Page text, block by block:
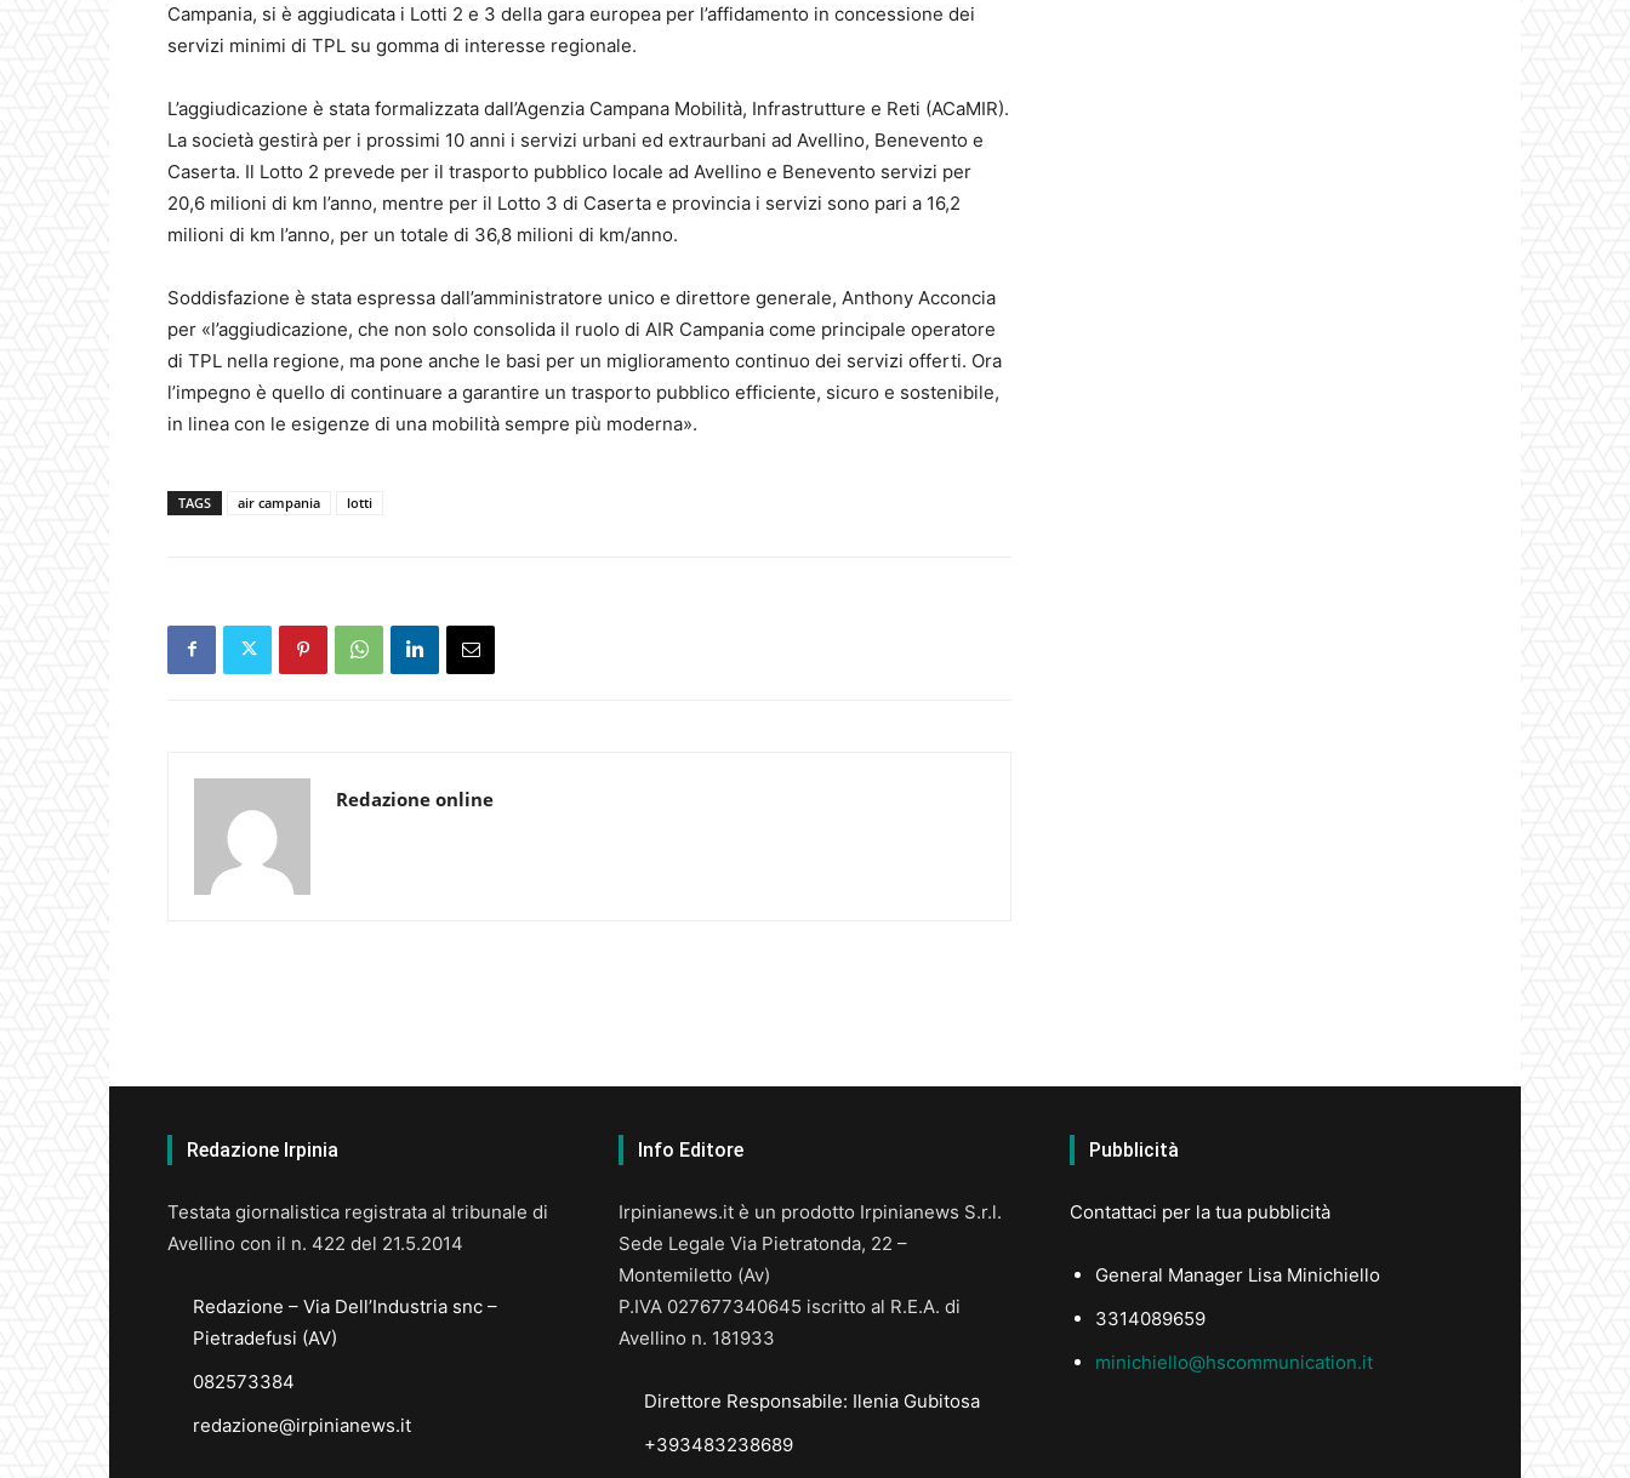
Campania, si è aggiudicata i Lotti 2 e 3 della gara europea per l’affidamento in concessione dei
servizi minimi di TPL su gomma di interesse regionale.
L’aggiudicazione è stata formalizzata dall’Agenzia Campana Mobilità, Infrastrutture e Reti (ACaMIR).
La società gestirà per i prossimi 10 anni i servizi urbani ed extraurbani ad Avellino, Benevento e
Caserta. Il Lotto 2 prevede per il trasporto pubblico locale ad Avellino e Benevento servizi per
20,6 milioni di km l’anno, mentre per il Lotto 3 di Caserta e provincia i servizi sono pari a 16,2
milioni di km l’anno, per un totale di 36,8 milioni di km/anno.
Soddisfazione è stata espressa dall’amministratore unico e direttore generale, Anthony Acconcia
per «l’aggiudicazione, che non solo consolida il ruolo di AIR Campania come principale operatore
di TPL nella regione, ma pone anche le basi per un miglioramento continuo dei servizi offerti. Ora
l’impegno è quello di continuare a garantire un trasporto pubblico efficiente, sicuro e sostenibile,
in linea con le esigenze di una mobilità sempre più moderna».
TAGS air campania lotti
Redazione online
Redazione Irpinia
Testata giornalistica registrata al tribunale di
Avellino con il n. 422 del 21.5.2014
Redazione – Via Dell’Industria snc –
Pietradefusi (AV)
082573384
redazione@irpinianews.it
Info Editore
Irpinianews.it è un prodotto Irpinianews S.r.l.
Sede Legale Via Pietratonda, 22 –
Montemiletto (Av)
P.IVA 027677340645 iscritto al R.E.A. di
Avellino n. 181933
Direttore Responsabile: Ilenia Gubitosa
+393483238689
Pubblicità
Contattaci per la tua pubblicità
General Manager Lisa Minichiello
3314089659
minichiello@hscommunication.it